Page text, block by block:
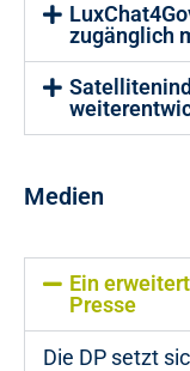
zugänglich
Medien
Ein
Presse
Die DP setzt